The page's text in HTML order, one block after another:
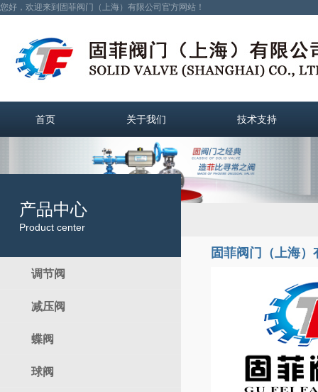
您好，欢迎来到固菲阀门（上海）有限公司官方网站！
首页 关于我们 技术支持
产品中心
Product center
调节阀
电动调节阀
气动调节阀
减压阀
蝶阀
电动蝶阀
球阀
固菲阀门（上海）